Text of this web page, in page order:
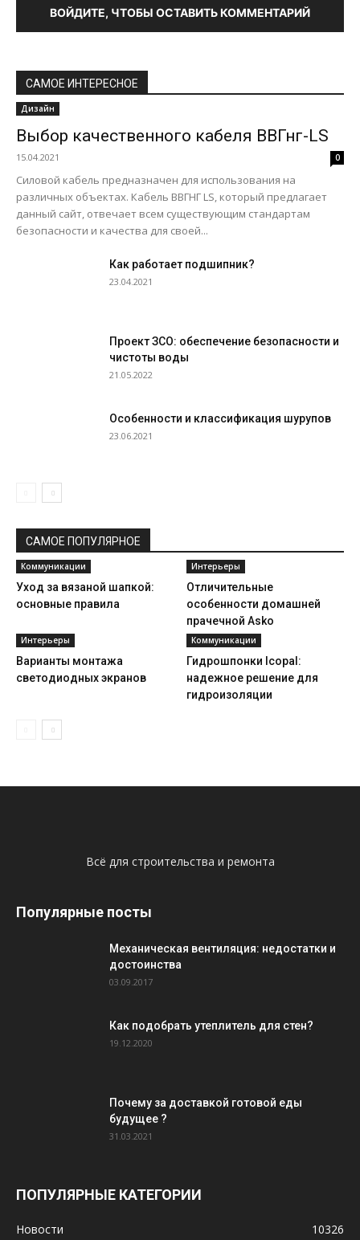
ВОЙДИТЕ, ЧТОБЫ ОСТАВИТЬ КОММЕНТАРИЙ
САМОЕ ИНТЕРЕСНОЕ
Дизайн
Выбор качественного кабеля ВВГнг-LS
15.04.2021 0
Силовой кабель предназначен для использования на
различных объектах. Кабель ВВГНГ LS, который предлагает
данный сайт, отвечает всем существующим стандартам
безопасности и качества для своей...
Как работает подшипник?
23.04.2021
Проект ЗСО: обеспечение безопасности и
чистоты воды
21.05.2022
Особенности и классификация шурупов
23.06.2021
САМОЕ ПОПУЛЯРНОЕ
Коммуникации
Уход за вязаной шапкой:
основные правила
Интерьеры
Отличительные
особенности домашней
прачечной Asko
Интерьеры
Варианты монтажа
светодиодных экранов
Коммуникации
Гидрошпонки Icopal:
надежное решение для
гидроизоляции
Всё для строительства и ремонта
Популярные посты
Механическая вентиляция: недостатки и
достоинства
03.09.2017
Как подобрать утеплитель для стен?
19.12.2020
Почему за доставкой готовой еды
будущее ?
31.03.2021
ПОПУЛЯРНЫЕ КАТЕГОРИИ
Новости 10326